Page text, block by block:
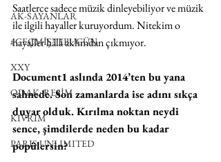
AK-SAYANLAR
#GEÇMİŞTEBUGÜN
XXY
ODAK: RESİM
KIVRIM
PARIS UNLIMITED
Saatlerce sadece müzik dinleyebiliyor ve müzik
ile ilgili hayaller kuruyordum. Nitekim o
hayaller hâlâ aklımdan çıkmıyor.
Document1 aslında 2014’ten bu yana
sahnede. Son zamanlarda ise adını sıkça
duyar olduk. Kırılma noktan neydi
sence, şimdilerde neden bu kadar
popülersin?